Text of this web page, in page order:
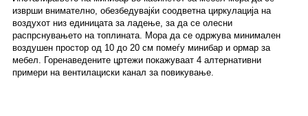
изврши внимателно, обезбедувајќи соодветна циркулација на
воздухот низ единицата за ладење, за да се олесни
распрснувањето на топлината. Мора да се одржува минимален
воздушен простор од 10 до 20 см помеѓу минибар и ормар за
мебел. Горенаведените цртежи покажуваат 4 алтернативни
примери на вентилациски канал за повикување.